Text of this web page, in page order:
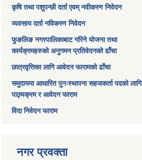
कृषि तथा पशुपन्छी दर्ता एवम् नवीकरण निवेदन
व्यवसाय दर्ता नविकरण निवेदन
फुङलिङ नगरपालिकाबाट गरिने योजना तथा
कार्यक्रमहरुको अनुगमन प्रतिवेदनको ढाँचा
छात्रवृत्तिका लागि आवेदन फारामको ढाँचा
समुदायमा आधारित पुनःस्थापना सहजकर्ता पदको लागि
पाठ्यक्रम र आवेदन फाराम
विदा निवेदन फाराम
नगर प्रवक्ता